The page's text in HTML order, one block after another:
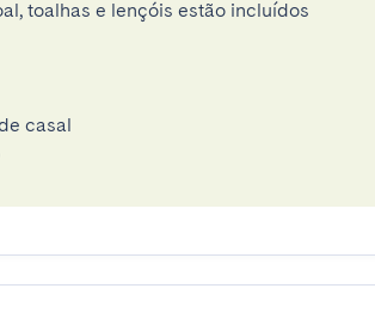
toalhas e lençóis estão incluídos
casal